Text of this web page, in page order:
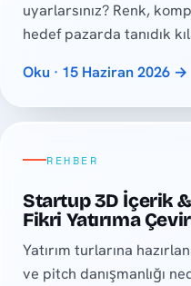
uyarlarsınız? Renk,
hedef pazarda tanıdık
Oku · 15 Haziran 2026 →
REHBER
Startup 3D İçerik &
Fikri Yatırıma
Yatırım turlarına
ve pitch danışmanlığı